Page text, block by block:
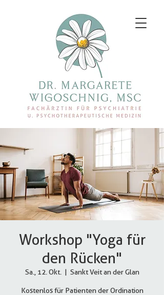
Workshop "Yoga für
den Rücken"
Sa., 12. Okt.
  |
Sankt Veit an der Glan
Kostenlos für Patienten der Ordination